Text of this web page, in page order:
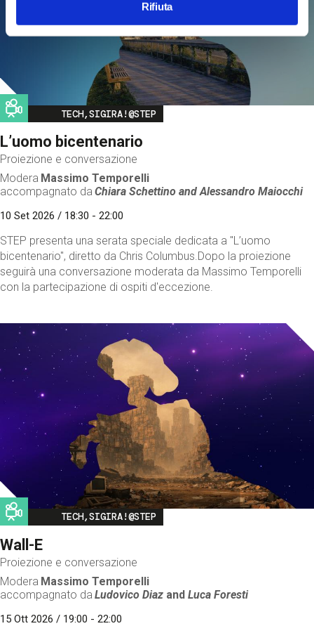
Rifiuta
Image
TECH,SIGIRA!@STEP
L’uomo bicentenario
Proiezione e conversazione
Modera Massimo Temporelli
accompagnato da Chiara Schettino andAlessandro Maiocchi
10 Set 2026 / 18:30 - 22:00
STEP presenta una serata speciale dedicata a "L’uomo
bicentenario", diretto da Chris Columbus.Dopo la proiezione
seguirà una conversazione moderata da Massimo Temporelli
con la partecipazione di ospiti d'eccezione.
Image
TECH,SIGIRA!@STEP
Wall-E
Proiezione e conversazione
Modera Massimo Temporelli
accompagnato da Ludovico Diaz andLuca Foresti
15 Ott 2026 / 19:00 - 22:00